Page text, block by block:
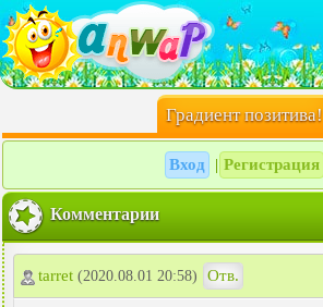
Градиент позитива!
Вход Регистрация
Комментарии
tarret (2020.08.01 20:58) Отв.